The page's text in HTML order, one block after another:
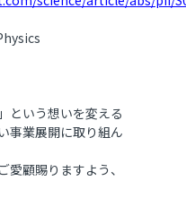
という想いを変える
事業展開に取り組ん
顧賜りますよう、